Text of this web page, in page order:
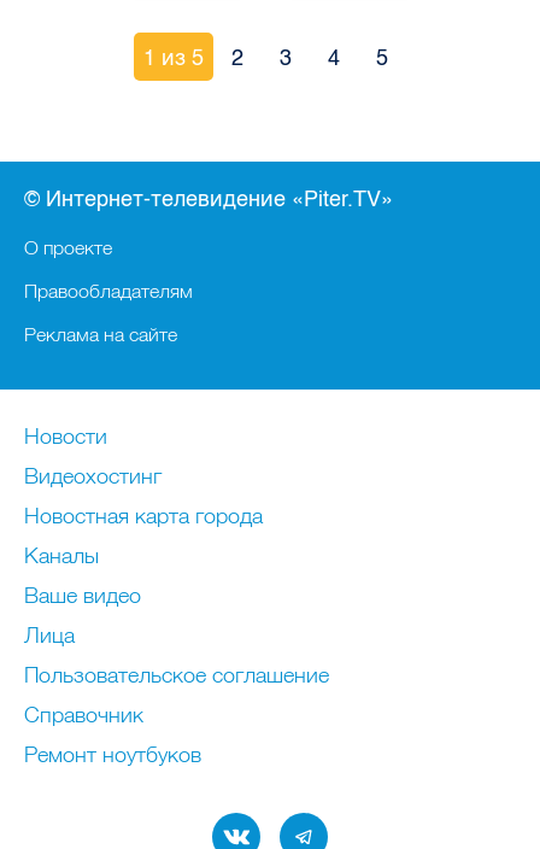
1 из 5 2 3 4 5
© Интернет-телевидение «Piter.TV»
О проекте
Правообладателям
Реклама на сайте
Новости
Видеохостинг
Новостная карта города
Каналы
Ваше видео
Лица
Пользовательское соглашение
Справочник
Ремонт нoутбуков